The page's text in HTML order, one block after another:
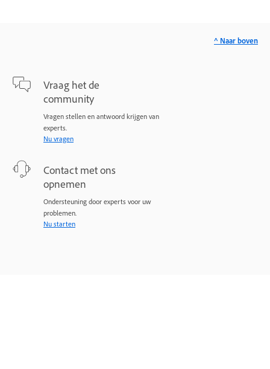
Vraag het de
community
Vragen stellen en antwoord krijgen van
experts.
Nu vragen
Contact met ons
opnemen
Ondersteuning door experts voor uw
problemen.
Nu starten
^ Naar boven